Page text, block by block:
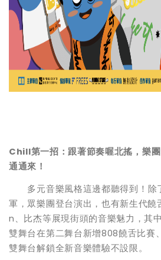
Chill第一招：跟著節奏喔北搖，樂
通通來！
多元音樂風格這邊都聽得到！
軍，眾樂團登台演出，也有新生代
n、比杰等展現街頭的音樂魅力，其
雙舞台在第二舞台新增808饒舌比賽
雙舞台解鎖全新音樂體驗不設限。